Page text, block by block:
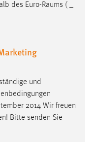
des Euro-Raums ( _
und
2014 Wir freuen
Bitte senden Sie